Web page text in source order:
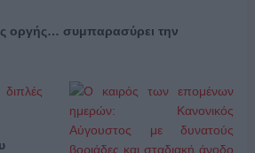
οργής… συμπαρασύρει την